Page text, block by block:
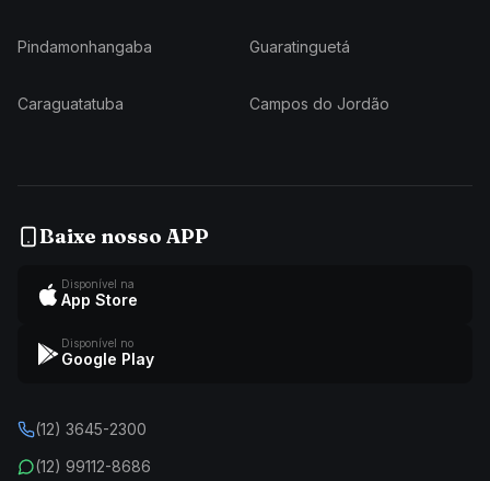
Pindamonhangaba Guaratinguetá
Caraguatatuba Campos do Jordão
Baixe nosso APP
Disponível na
App Store
Disponível no
Google Play
(12) 3645-2300
(12) 99112-8686